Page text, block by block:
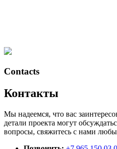
Contacts
Контакты
Мы надеемся, что вас
детали проекта могут
вопросы, свяжитесь с нами